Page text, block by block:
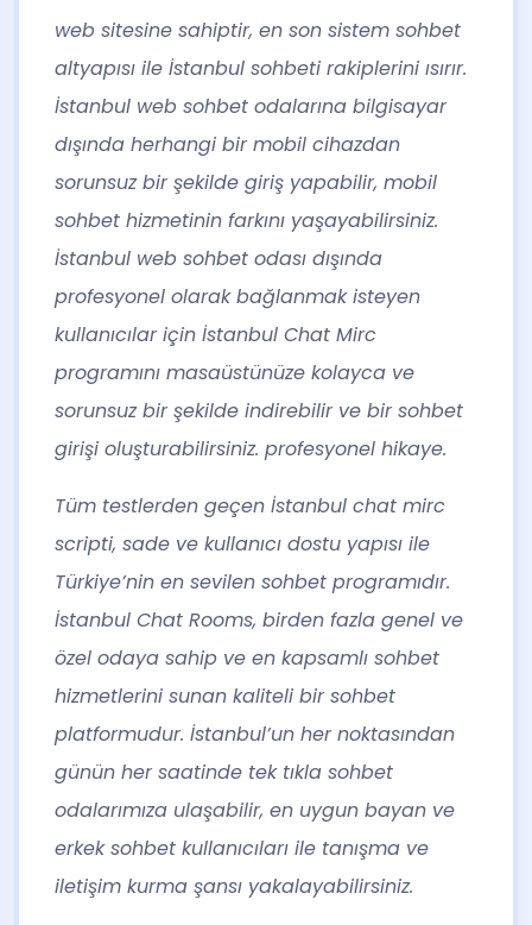
web sitesine sahiptir, en son sistem sohbet
altyapısı ile İstanbul sohbeti rakiplerini ısırır.
İstanbul web sohbet odalarına bilgisayar
dışında herhangi bir mobil cihazdan
sorunsuz bir şekilde giriş yapabilir, mobil
sohbet hizmetinin farkını yaşayabilirsiniz.
İstanbul web sohbet odası dışında
profesyonel olarak bağlanmak isteyen
kullanıcılar için İstanbul Chat Mirc
programını masaüstünüze kolayca ve
sorunsuz bir şekilde indirebilir ve bir sohbet
girişi oluşturabilirsiniz. profesyonel hikaye.
Tüm testlerden geçen İstanbul chat mirc
scripti, sade ve kullanıcı dostu yapısı ile
Türkiye’nin en sevilen sohbet programıdır.
İstanbul Chat Rooms, birden fazla genel ve
özel odaya sahip ve en kapsamlı sohbet
hizmetlerini sunan kaliteli bir sohbet
platformudur. İstanbul’un her noktasından
günün her saatinde tek tıkla sohbet
odalarımıza ulaşabilir, en uygun bayan ve
erkek sohbet kullanıcıları ile tanışma ve
iletişim kurma şansı yakalayabilirsiniz.